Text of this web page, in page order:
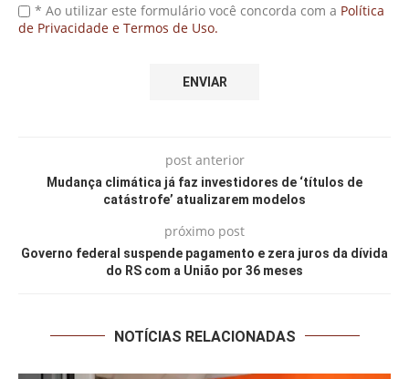
* Ao utilizar este formulário você concorda com a Política
de Privacidade e Termos de Uso.
post anterior
Mudança climática já faz investidores de ‘títulos de
catástrofe’ atualizarem modelos
próximo post
Governo federal suspende pagamento e zera juros da dívida
do RS com a União por 36 meses
NOTÍCIAS RELACIONADAS